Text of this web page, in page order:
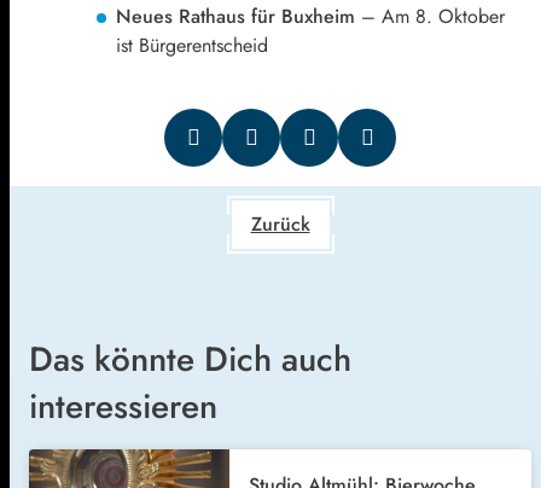
Neues Rathaus für Buxheim – Am 8. Oktober
ist Bürgerentscheid
Zurück
Das könnte Dich auch
interessieren